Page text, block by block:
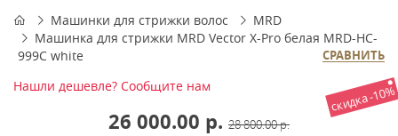
Машинки для стрижки волос
MRD
Машинка для стрижки MRD Vector X-Pro белая MRD-HC-
999C white
скидка -10%
СРАВНИТЬ
Нашли дешевле? Сообщите нам
26 000.00 р. 28 800.00 р.